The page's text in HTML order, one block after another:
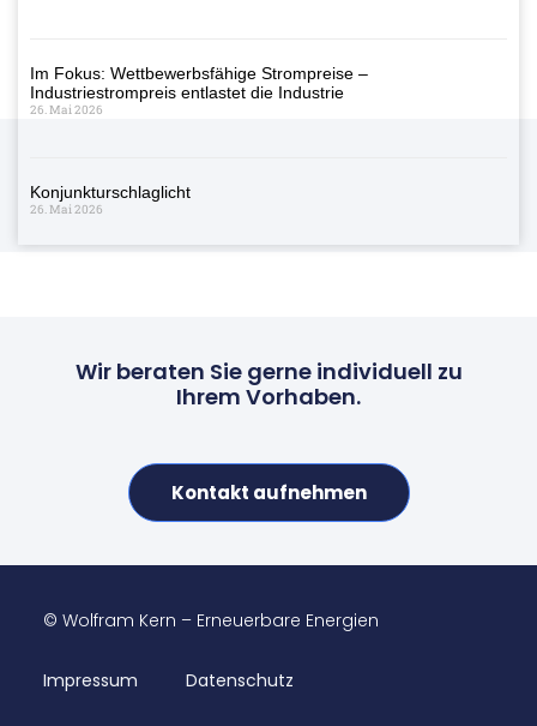
Im Fokus: Wettbewerbsfähige Strompreise –
Industriestrompreis entlastet die Industrie
26. Mai 2026
Konjunkturschlaglicht
26. Mai 2026
Wir beraten Sie gerne individuell zu
Ihrem Vorhaben.
Kontakt aufnehmen
© Wolfram Kern – Erneuerbare Energien
Impressum Datenschutz